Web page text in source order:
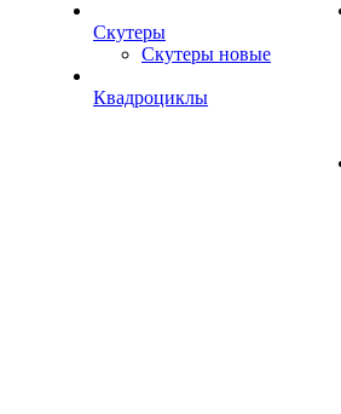
Скутеры
Скутеры новые
Квадроциклы